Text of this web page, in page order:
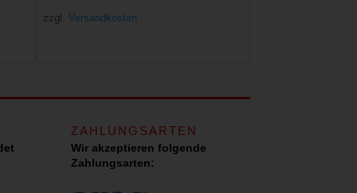
zzgl. Versandkosten
ZAHLUNGSARTEN
Wir akzeptieren folgende
Zahlungsarten: